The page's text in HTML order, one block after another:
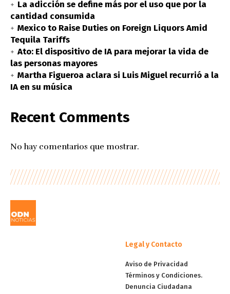
La adicción se define más por el uso que por la
cantidad consumida
Mexico to Raise Duties on Foreign Liquors Amid
Tequila Tariffs
Ato: El dispositivo de IA para mejorar la vida de
las personas mayores
Martha Figueroa aclara si Luis Miguel recurrió a la
IA en su música
Recent Comments
No hay comentarios que mostrar.
Legal y Contacto
Aviso de Privacidad
Términos y Condiciones.
Denuncia Ciudadana